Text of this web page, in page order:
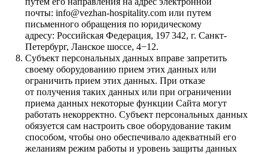
почты: info@vezhan-hospitality.com или путем
письменного обращения по юридическому
адресу: Российская Федерация, 197 342, г. Санкт-
Петербург, Ланское шоссе, 4−12.
Субъект персональных данных вправе запретить
своему оборудованию прием этих данных или
ограничить прием этих данных. При отказе
от получения таких данных или при ограничении
приема данных некоторые функции Сайта могут
работать некорректно. Субъект персональных данных
обязуется сам настроить свое оборудование таким
способом, чтобы оно обеспечивало адекватный его
желаниям режим работы и уровень защиты данных